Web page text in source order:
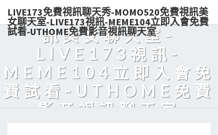
LIVE173免費視訊聊天秀-MOMO520免費視訊美
女聊天室-LIVE173視訊-MEME104立即入會免費
試看-UTHOME免費影音視訊聊天室
秀-MOMO520免費視
訊美女聊天室-
LIVE173視訊-
MEME104立即入會免
費試看-UTHOME免費
影音視訊聊天室